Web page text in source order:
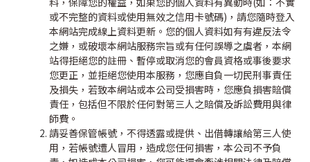
或不完整的資料或使用無效之信用卡號碼) ，請您隨時登入
本網站完成線上資料更新。您的個人資料如有有違反法令
之嫌，或破壞本網站服務宗旨或有任何誤導之虞者，本網
站得拒絕您的註冊、暫停或取消您的會員資格或事後要求
您更正，並拒絕您使用本服務，您應自負一切民刑事責任
及損失，若致本網站或本公司受損害時，您應負損害賠償
責任，包括但不限於任何對第三人之賠償及訴訟費用與律
師費。
請妥善保管帳號，不得透露或提供、出借轉讓給第三人使
用，若帳號遭人冒用，造成您任何損害，本公司不予負